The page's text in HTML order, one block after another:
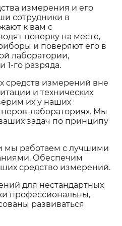
измерения и его
сотрудники в
к вам с
поверку на месте,
и поверяют его в
лаборатории,
1-го разряда.
средств измерений вне
и технических
их у наших
лабораториях. Мы
задач по принципу
мы работаем с лучшими
Обеспечим
средство измерений.
для нестандартных
профессиональны,
развиваться